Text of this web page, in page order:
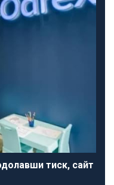
тиск, сайт